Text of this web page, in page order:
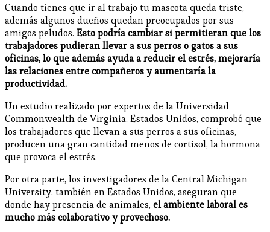
Cuando tienes que ir al trabajo tu mascota queda triste,
además algunos dueños quedan preocupados por sus
amigos peludos. Esto podría cambiar si permitieran que los
trabajadores pudieran llevar a sus perros o gatos a sus
oficinas, lo que además ayuda a reducir el estrés, mejoraría
las relaciones entre compañeros y aumentaría la
productividad.
Un estudio realizado por expertos de la Universidad
Commonwealth de Virginia, Estados Unidos, comprobó que
los trabajadores que llevan a sus perros a sus oficinas,
producen una gran cantidad menos de cortisol, la hormona
que provoca el estrés.
Por otra parte, los investigadores de la Central Michigan
University, también en Estados Unidos, aseguran que
donde hay presencia de animales, el ambiente laboral es
mucho más colaborativo y provechoso.